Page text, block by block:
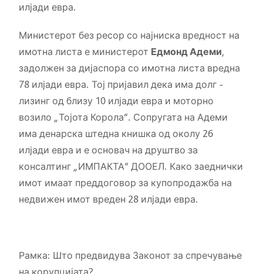
илјади евра.
Министерот без ресор со најниска вредност на
имотна листа е министерот Едмонд Адеми,
задолжен за дијаспора со имотна листа вредна
78 илјади евра. Тој пријавил дека има долг –
лизинг од близу 10 илјади евра и моторно
возило „Тојота Корола“. Сопругата на Адеми
има денарска штедна книшка од околу 26
илјади евра и е основач на друштво за
консалтинг „ИМПАКТА“ ДООЕЛ. Како заеднички
имот имаат преддоговор за купопродажба на
недвижен имот вреден 28 илјади евра.
Рамка: Што предвидува Законот за спречување
на корупцијата?